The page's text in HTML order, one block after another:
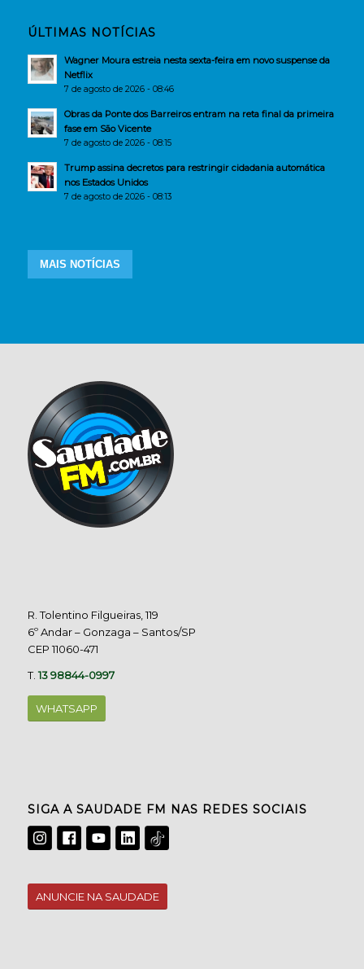
ÚLTIMAS NOTÍCIAS
Wagner Moura estreia nesta sexta-feira em novo suspense da
Netflix
7 de agosto de 2026 - 08:46
Obras da Ponte dos Barreiros entram na reta final da primeira
fase em São Vicente
7 de agosto de 2026 - 08:15
Trump assina decretos para restringir cidadania automática
nos Estados Unidos
7 de agosto de 2026 - 08:13
MAIS NOTÍCIAS
R. Tolentino Filgueiras, 119
6º Andar – Gonzaga – Santos/SP
CEP 11060-471
T.13 98844-0997
WHATSAPP
SIGA A SAUDADE FM NAS REDES SOCIAIS
ANUNCIE NA SAUDADE